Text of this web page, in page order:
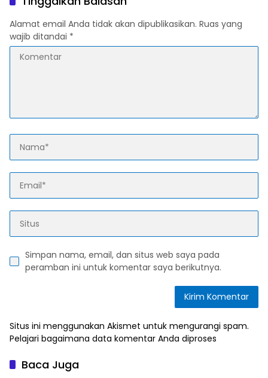
Alamat email Anda tidak akan dipublikasikan. Ruas yang
wajib ditandai *
Simpan nama, email, dan situs web saya pada
peramban ini untuk komentar saya berikutnya.
Situs ini menggunakan Akismet untuk mengurangi spam.
Pelajari bagaimana data komentar Anda diproses
Baca Juga